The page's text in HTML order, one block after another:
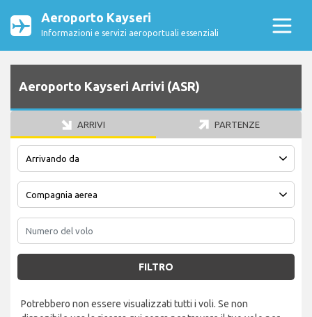
Aeroporto Kayseri
Informazioni e servizi aeroportuali essenziali
Aeroporto Kayseri Arrivi (ASR)
ARRIVI PARTENZE
FILTRO
Potrebbero non essere visualizzati tutti i voli. Se non